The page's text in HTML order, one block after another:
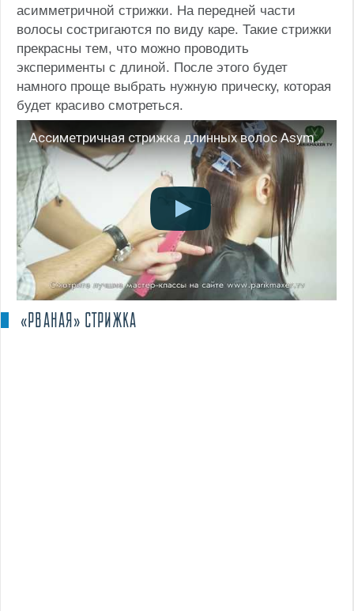
асимметричной стрижки. На передней части
волосы состригаются по виду каре. Такие стрижки
прекрасны тем, что можно проводить
эксперименты с длиной. После этого будет
намного проще выбрать нужную прическу, которая
будет красиво смотреться.
Ассиметричная стрижка длинных волос Asymmetric haircut tutorial. parikmaxer tv парикмахер тв
«РВАНАЯ» СТРИЖКА